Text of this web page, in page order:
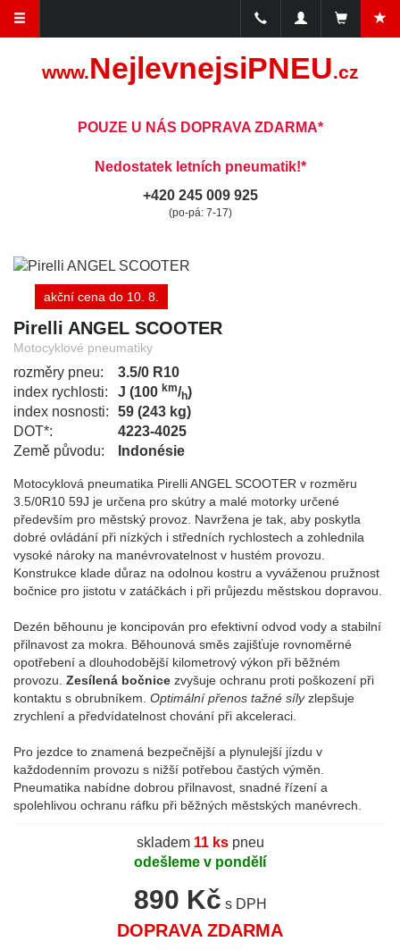
www.NejlevnejsiPNEU.cz
POUZE U NÁS DOPRAVA ZDARMA*
Nedostatek letních pneumatik!*
+420 245 009 925
(po-pá: 7-17)
akční cena do 10. 8.
Pirelli ANGEL SCOOTER
Motocyklové pneumatiky
rozměry pneu:
3.5/0 R10
index rychlosti:
J (100 km/h)
index nosnosti:
59 (243 kg)
DOT*:
4223-4025
Země původu:
Indonésie
Motocyklová pneumatika Pirelli ANGEL SCOOTER v rozměru
3.5/0R10 59J je určena pro skútry a malé motorky určené
především pro městský provoz. Navržena je tak, aby poskytla
dobré ovládání při nízkých i středních rychlostech a zohlednila
vysoké nároky na manévrovatelnost v hustém provozu.
Konstrukce klade důraz na odolnou kostru a vyváženou pružnost
bočnice pro jistotu v zatáčkách i při průjezdu městskou dopravou.
Dezén běhounu je koncipován pro efektivní odvod vody a stabilní
přilnavost za mokra. Běhounová směs zajišťuje rovnoměrné
opotřebení a dlouhodobější kilometrový výkon při běžném
provozu. Zesílená bočnice zvyšuje ochranu proti poškození při
kontaktu s obrubníkem. Optimální přenos tažné sílyzlepšuje
zrychlení a předvídatelnost chování při akceleraci.
Pro jezdce to znamená bezpečnější a plynulejší jízdu v
každodenním provozu s nižší potřebou častých výměn.
Pneumatika nabídne dobrou přilnavost, snadné řízení a
spolehlivou ochranu ráfku při běžných městských manévrech.
skladem 11 kspneu
odešleme v pondělí
890 Kč s DPH
DOPRAVA ZDARMA